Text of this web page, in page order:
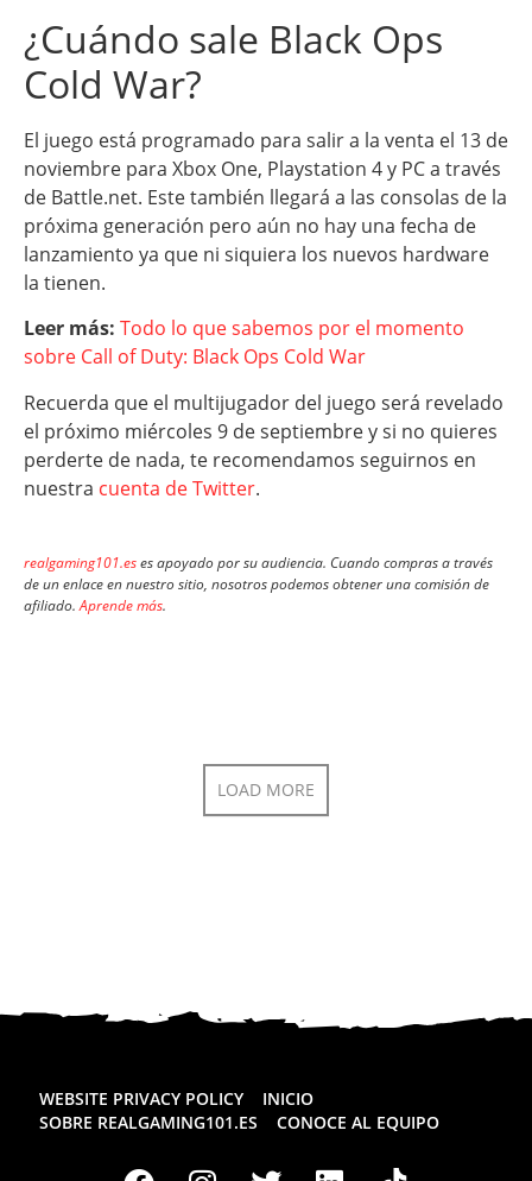
¿Cuándo sale Black Ops
Cold War?
El juego está programado para salir a la venta el 13 de
noviembre para Xbox One, Playstation 4 y PC a través
de Battle.net. Este también llegará a las consolas de la
próxima generación pero aún no hay una fecha de
lanzamiento ya que ni siquiera los nuevos hardware
la tienen.
Leer más: Todo lo que sabemos por el momento
sobre Call of Duty: Black Ops Cold War
Recuerda que el multijugador del juego será revelado
el próximo miércoles 9 de septiembre y si no quieres
perderte de nada, te recomendamos seguirnos en
nuestra cuenta de Twitter.
realgaming101.eses apoyado por su audiencia. Cuando compras a través
de un enlace en nuestro sitio, nosotros podemos obtener una comisión de
afiliado.Aprende más.
LOAD MORE
WEBSITE PRIVACY POLICY
INICIO
SOBRE REALGAMING101.ES
CONOCE AL EQUIPO